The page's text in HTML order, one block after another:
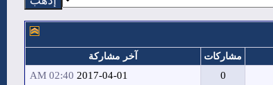
مشاركات آخر مشاركة
0
2017-04-01
02:40 AM